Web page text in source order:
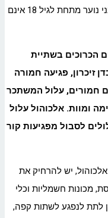
במד"א מבקשים מכם לשים לב כי ילדים ובני נוער מתחת לגיל 18 אינם
הכרוכים בשתיית
זיכרון, פגיעה חמורה
חמורים, עלול המשתכר
ומוות. אלכוהול עלול
לסבול מפגיעות קור
יש להרחיק את
מכונות חשמליות וכלי
לתת לנפגע לשתות קפה,